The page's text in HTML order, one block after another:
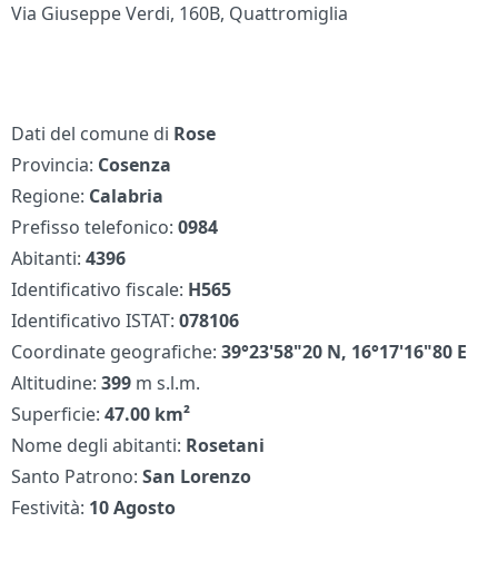
Via Giuseppe Verdi, 160B, Quattromiglia
Dati del comune di Rose
Provincia: Cosenza
Regione: Calabria
Prefisso telefonico:0984
Abitanti:4396
Identificativo fiscale: H565
Identificativo ISTAT:078106
Coordinate geografiche:39°23'58"20 N, 16°17'16"80 E
Altitudine:399 m s.l.m.
Superficie:47.00 km²
Nome degli abitanti: Rosetani
Santo Patrono:San Lorenzo
Festività: 10 Agosto